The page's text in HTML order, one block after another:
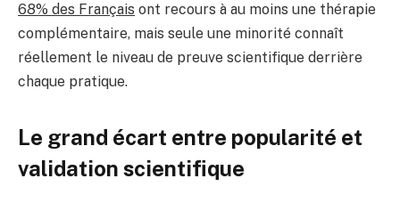
68% des Français ont recours à au moins une thérapie
complémentaire, mais seule une minorité connaît
réellement le niveau de preuve scientifique derrière
chaque pratique.
Le grand écart entre popularité et
validation scientifique